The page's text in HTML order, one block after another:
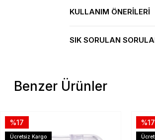
KULLANIM ÖNERILERI
SIK SORULAN
Benzer Ürünler
%17
Ücretsiz Kargo
%17